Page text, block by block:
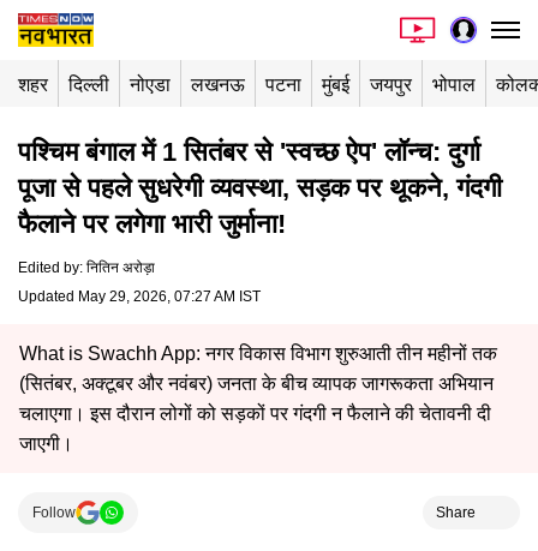
शहर दिल्ली नोएडा लखनऊ पटना मुंबई जयपुर भोपाल
पश्चिम बंगाल में 1 सितंबर से 'स्वच्छ ऐप' लॉन्च: दुर्गा
पूजा से पहले सुधरेगी व्यवस्था, सड़क पर थूकने, गंदगी
फैलाने पर लगेगा भारी जुर्माना!
Edited by: नितिन अरोड़ा
Updated May 29, 2026, 07:27 AM IST
What is Swachh App: नगर विकास विभाग शुरुआती तीन महीनों तक
(सितंबर, अक्टूबर और नवंबर) जनता के बीच व्यापक जागरूकता अभियान
चलाएगा। इस दौरान लोगों को सड़कों पर गंदगी न फैलाने की चेतावनी दी
जाएगी।
Follow Share